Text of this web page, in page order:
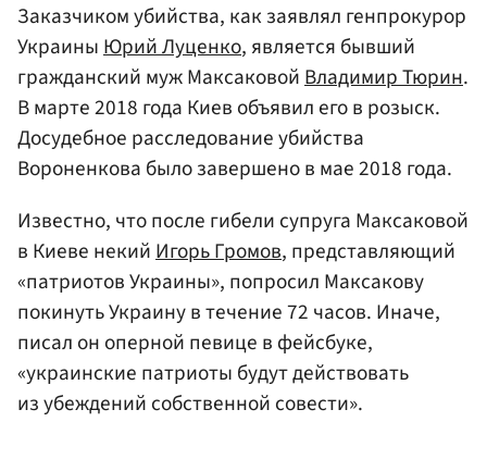
Заказчиком убийства, как заявлял генпрокурор
УкраиныЮрий Луценко, является бывший
гражданский муж МаксаковойВладимир Тюрин.
В марте 2018 года Киев объявил его в розыск.
Досудебное расследование убийства
Вороненкова было завершено в мае 2018 года.
Известно, что после гибели супруга Максаковой
в Киеве некий Игорь Громов, представляющий
«патриотов Украины», попросил Максакову
покинуть Украину в течение 72 часов. Иначе,
писал он оперной певице в фейсбуке,
«украинские патриоты будут действовать
из убеждений собственной совести».